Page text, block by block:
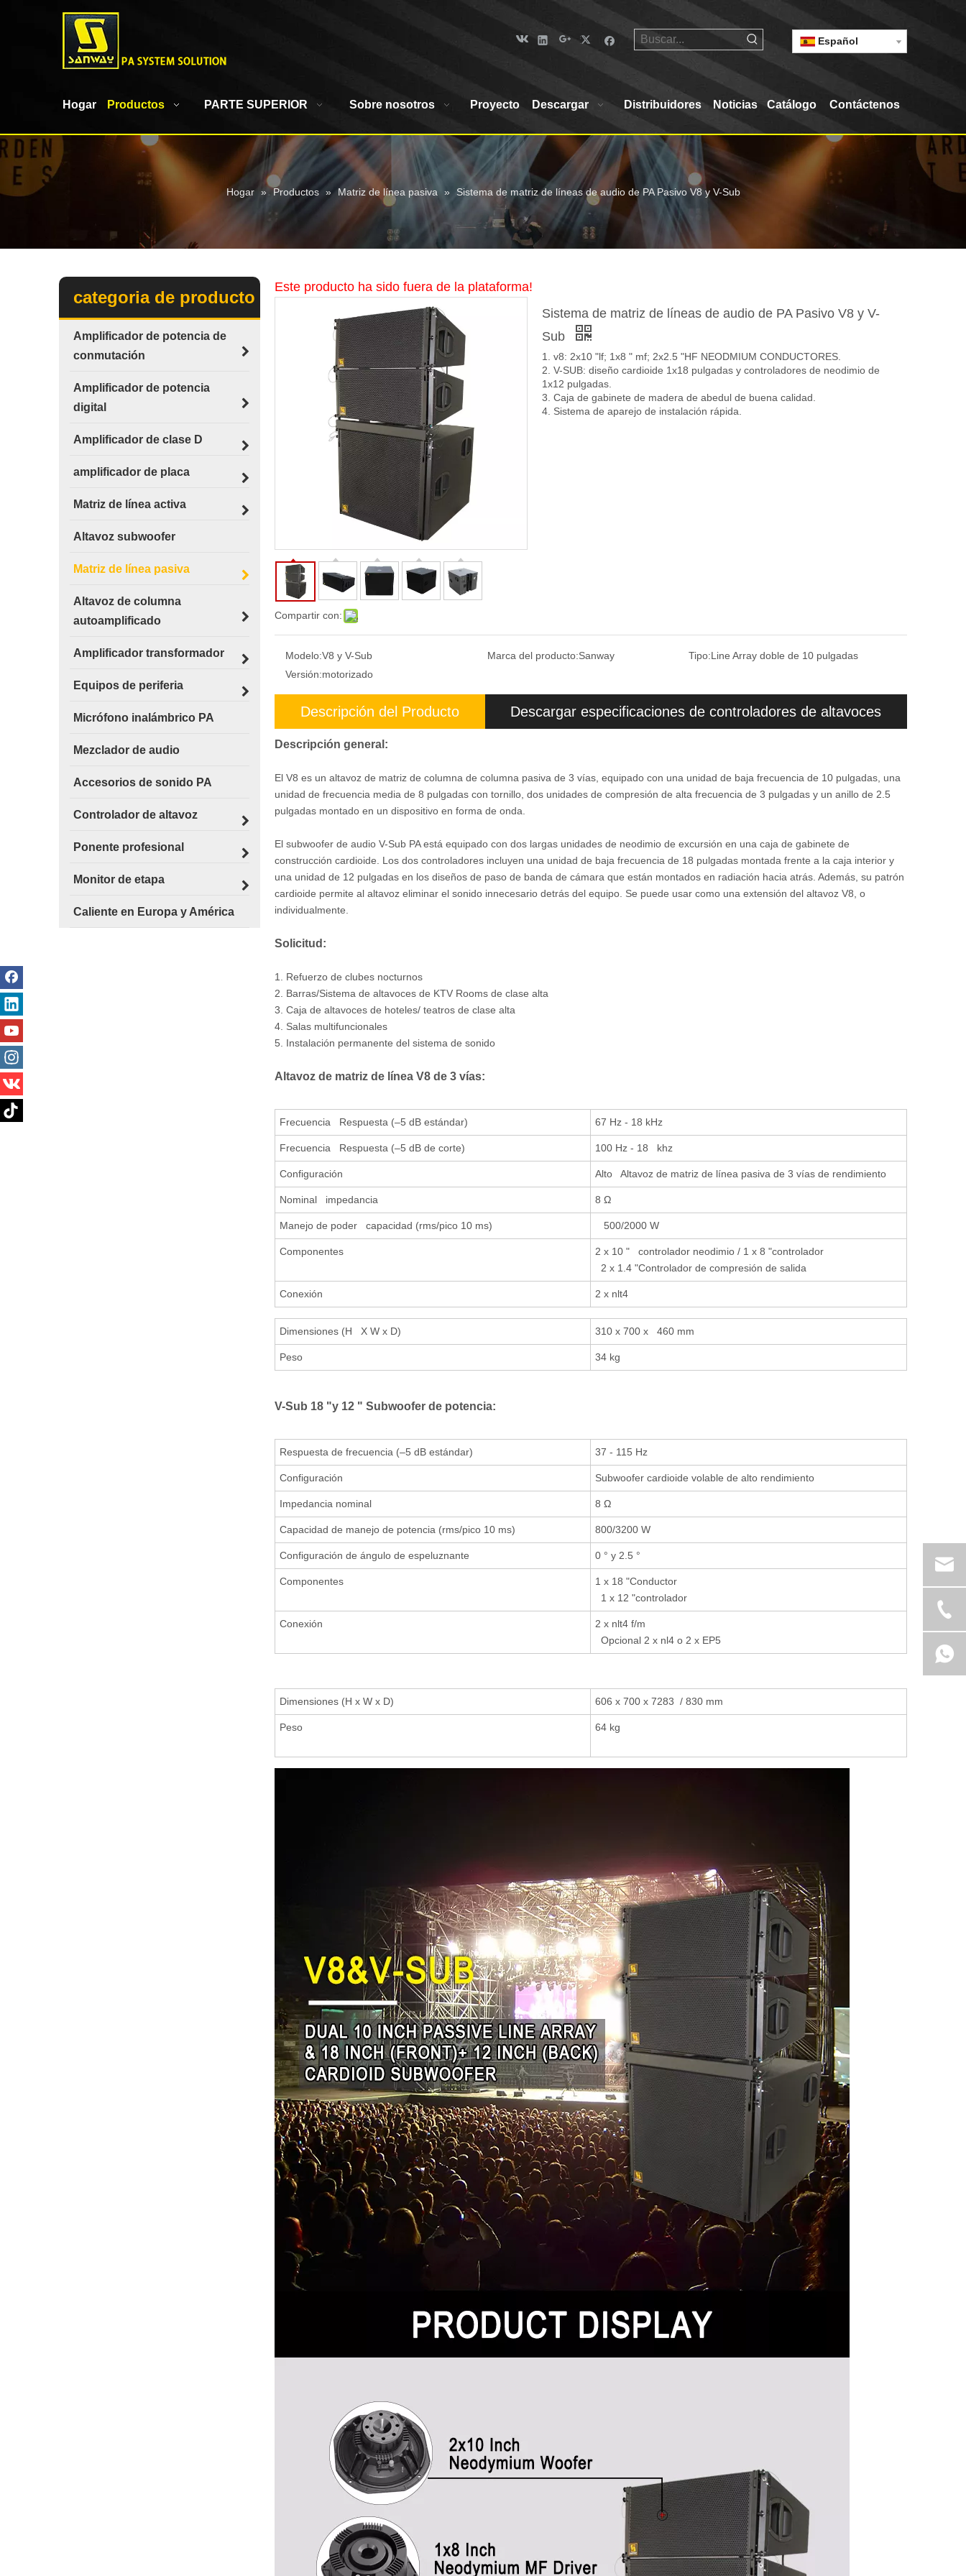
Español
Hogar Productos PARTE SUPERIOR Sobre nosotros Proyecto Descargar Distribuidores Noticias Catálogo Contáctenos
Hogar » Productos » Matriz de línea pasiva » Sistema de matriz de líneas de audio de PA Pasivo V8 y V-Sub
categoria de producto
Amplificador de potencia de
conmutación
Amplificador de potencia
digital
Amplificador de clase D
amplificador de placa
Matriz de línea activa
Altavoz subwoofer
Matriz de línea pasiva
Altavoz de columna
autoamplificado
Amplificador transformador
Equipos de periferia
Micrófono inalámbrico PA
Mezclador de audio
Accesorios de sonido PA
Controlador de altavoz
Ponente profesional
Monitor de etapa
Caliente en Europa y América
Este producto ha sido fuera de la plataforma!
Compartir con:
Sistema de matriz de líneas de audio de PA Pasivo V8 y V-
Sub
1. v8: 2x10 "lf; 1x8 " mf; 2x2.5 "HF NEODMIUM CONDUCTORES.
2. V-SUB: diseño cardioide 1x18 pulgadas y controladores de neodimio de
1x12 pulgadas.
3. Caja de gabinete de madera de abedul de buena calidad.
4. Sistema de aparejo de instalación rápida.
Modelo:V8 y V-Sub Marca del producto:Sanway Tipo:Line Array doble de 10 pulgadas
Versión:motorizado
Descripción del Producto Descargar especificaciones de controladores de altavoces
Descripción general:
El V8 es un altavoz de matriz de columna de columna pasiva de 3 vías, equipado con una unidad de baja frecuencia de 10 pulgadas, una
unidad de frecuencia media de 8 pulgadas con tornillo, dos unidades de compresión de alta frecuencia de 3 pulgadas y un anillo de 2.5
pulgadas montado en un dispositivo en forma de onda.
El subwoofer de audio V-Sub PA está equipado con dos largas unidades de neodimio de excursión en una caja de gabinete de
construcción cardioide. Los dos controladores incluyen una unidad de baja frecuencia de 18 pulgadas montada frente a la caja interior y
una unidad de 12 pulgadas en los diseños de paso de banda de cámara que están montados en radiación hacia atrás. Además, su patrón
cardioide permite al altavoz eliminar el sonido innecesario detrás del equipo. Se puede usar como una extensión del altavoz V8, o
individualmente.
Solicitud:
1. Refuerzo de clubes nocturnos
2. Barras/Sistema de altavoces de KTV Rooms de clase alta
3. Caja de altavoces de hoteles/ teatros de clase alta
4. Salas multifuncionales
5. Instalación permanente del sistema de sonido
Altavoz de matriz de línea V8 de 3 vías:
Frecuencia Respuesta (–5 dB estándar) 67 Hz - 18 kHz
Frecuencia Respuesta (–5 dB de corte) 100 Hz - 18 khz
Configuración Alto Altavoz de matriz de línea pasiva de 3 vías de rendimiento
Nominal impedancia 8 Ω
Manejo de poder capacidad (rms/pico 10 ms) 500/2000 W
Componentes
2 x 10 " controlador neodimio / 1 x 8 "controlador
2 x 1.4 "Controlador de compresión de salida
Conexión 2 x nlt4
Dimensiones (H X W x D) 310 x 700 x 460 mm
Peso 34 kg
V-Sub 18 "y 12 " Subwoofer de potencia:
Respuesta de frecuencia (–5 dB estándar) 37 - 115 Hz
Configuración Subwoofer cardioide volable de alto rendimiento
Impedancia nominal 8 Ω
Capacidad de manejo de potencia (rms/pico 10 ms) 800/3200 W
Configuración de ángulo de espeluznante 0 ° y 2.5 °
Componentes
1 x 18 "Conductor
1 x 12 "controlador
Conexión
2 x nlt4 f/m
Opcional 2 x nl4 o 2 x EP5
Dimensiones (H x W x D) 606 x 700 x 7283 / 830 mm
Peso 64 kg